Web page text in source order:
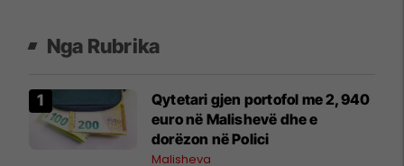
Nga Rubrika
Qytetari gjen portofol me 2,940
euro në Malishevë dhe e
dorëzon në Polici
Malisheva